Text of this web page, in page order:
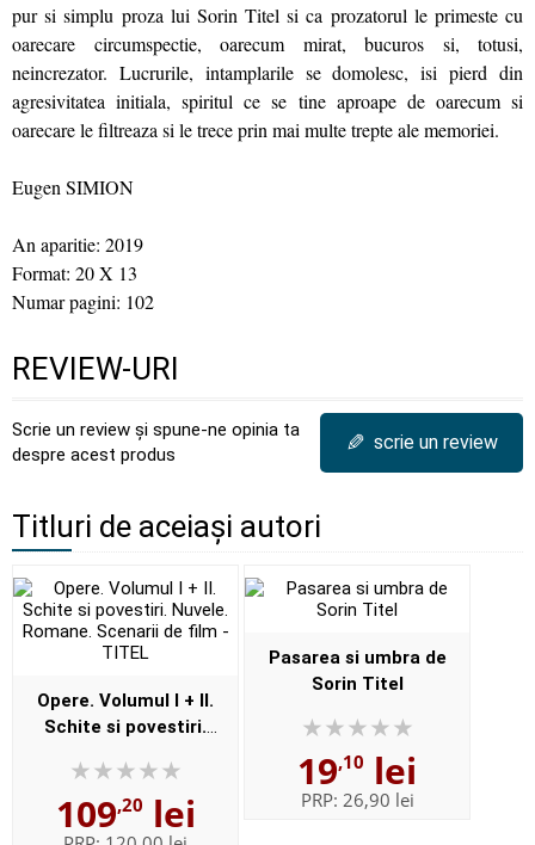
pur si simplu proza lui Sorin Titel si ca prozatorul le primeste cu
oarecare circumspectie, oarecum mirat, bucuros si, totusi,
neincrezator. Lucrurile, intamplarile se domolesc, isi pierd din
agresivitatea initiala, spiritul ce se tine aproape de oarecum si
oarecare le filtreaza si le trece prin mai multe trepte ale memoriei.
Eugen SIMION
An aparitie: 2019
Format: 20 X 13
Numar pagini: 102
REVIEW-URI
Scrie un review și spune-ne opinia ta
despre acest produs
✎ scrie un review
Titluri de aceiași autori
Opere. Volumul I + II.
Schite si povestiri.
de film - TITEL
109,20 lei
Pasarea si umbra de
Sorin Titel
19,10 lei
PRP: 26,90 lei